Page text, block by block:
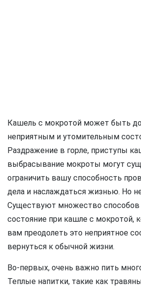
Кашель с мокротой может быть
неприятным и утомительным
Раздражение в горле, приступы
выбрасывание мокроты могут
ограничить вашу способность
дела и наслаждаться жизнью. Но
Существуют множество способов
состояние при кашле с мокротой,
вам преодолеть это неприятное
вернуться к обычной жизни.
Во-первых, очень важно пить
Теплые напитки, такие как